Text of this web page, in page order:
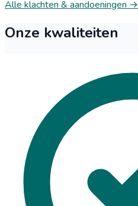
Alle klachten & aandoeningen →
Onze kwaliteiten